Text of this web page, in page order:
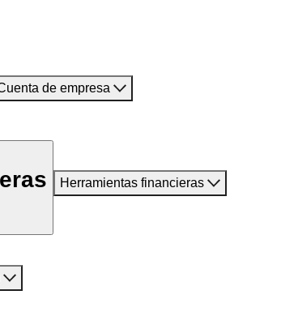
de empresa
Herramientas financieras